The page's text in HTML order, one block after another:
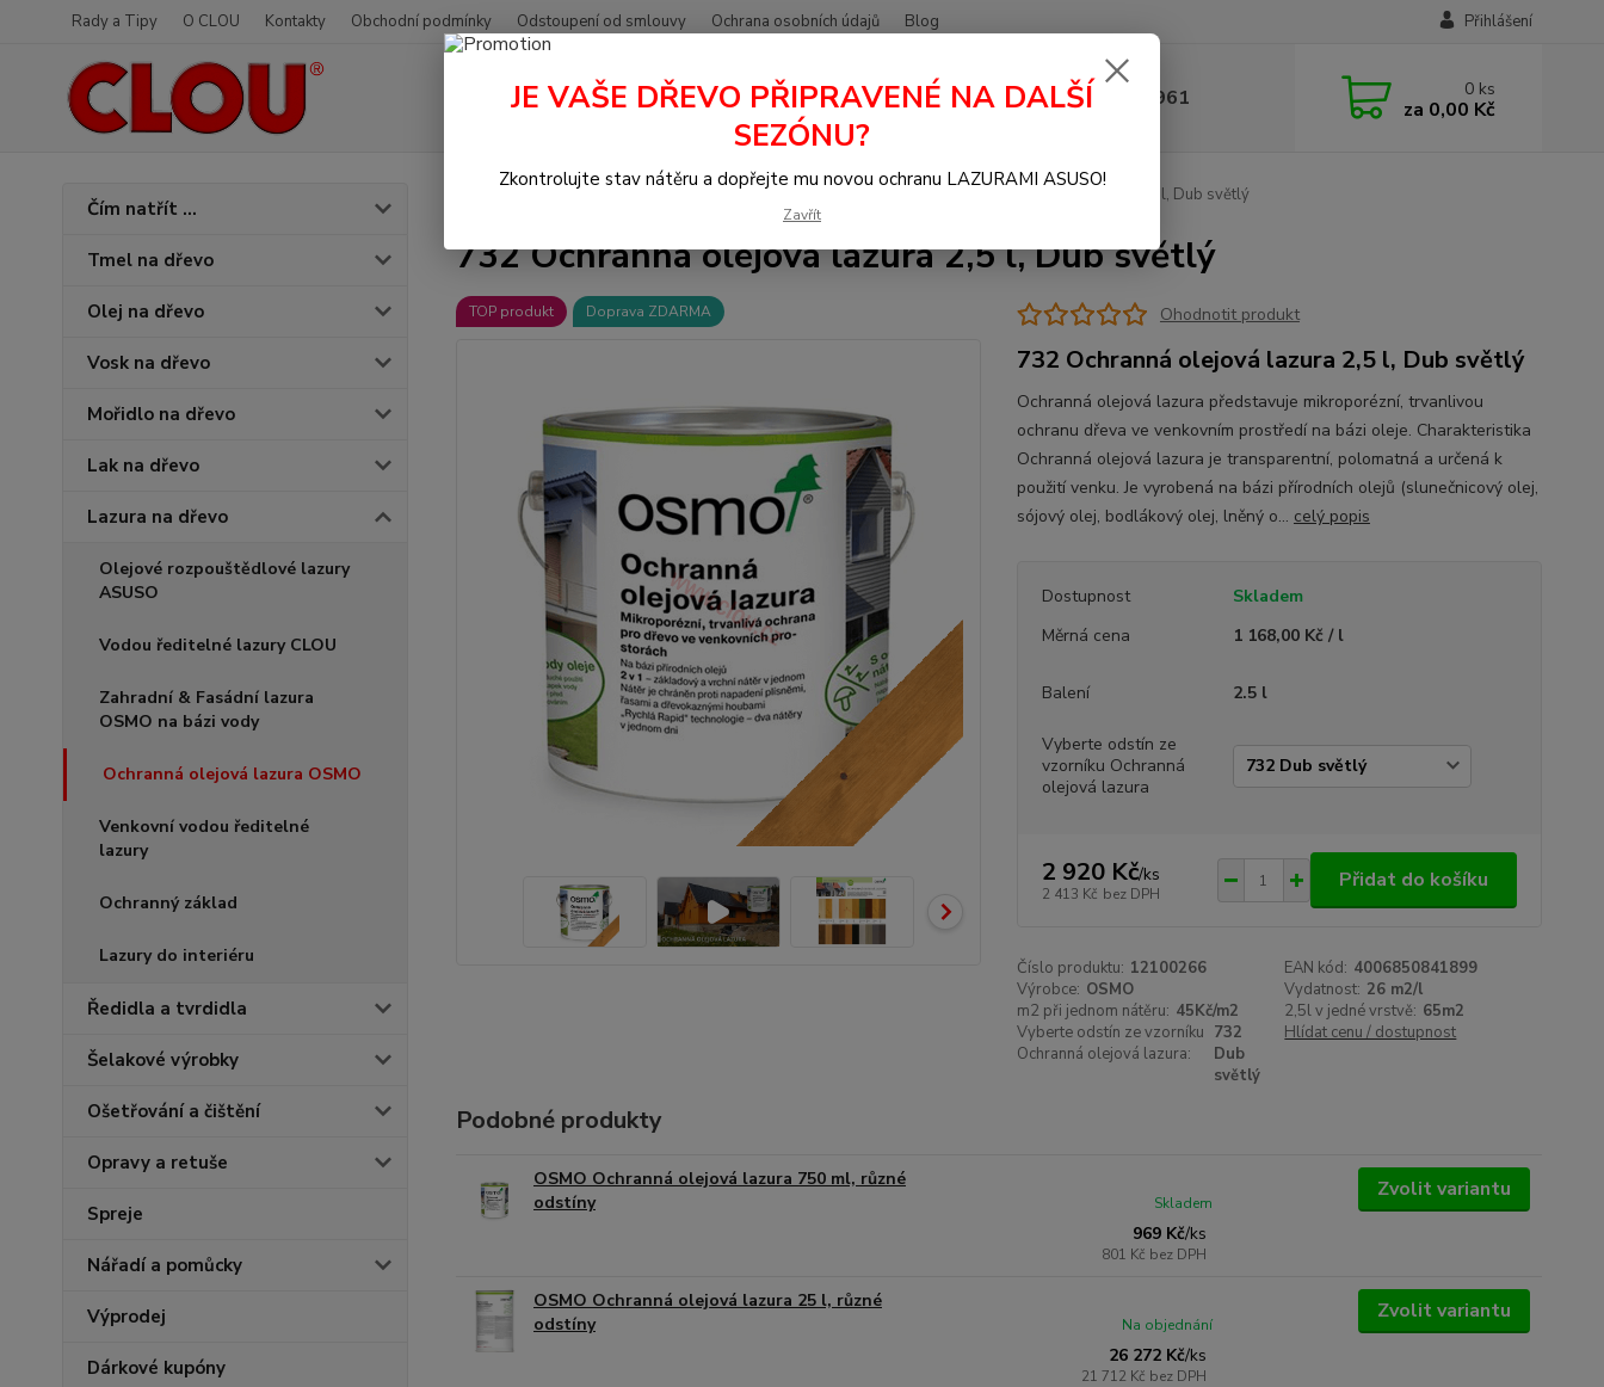
Rady a Tipy O CLOU Kontakty Obchodní podmínky Odstoupení od smlouvy Ochrana osobních údajů Blog Přihlášení
Hledat +420 377 441 961 0 ks
za 0,00 Kč
Čím natřít ...
Tmel na dřevo
Olej na dřevo
Vosk na dřevo
Mořidlo na dřevo
Lak na dřevo
Lazura na dřevo
Olejové rozpouštědlové lazury
ASUSO
Vodou ředitelné lazury CLOU
Zahradní & Fasádní lazura
OSMO na bázi vody
Ochranná olejová lazura OSMO
Venkovní vodou ředitelné
lazury
Ochranný základ
Lazury do interiéru
Ředidla a tvrdidla
Šelakové výrobky
Ošetřování a čištění
Opravy a retuše
Spreje
Nářadí a pomůcky
Výprodej
Dárkové kupóny
Lazura na dřevo Ochranná olejová lazura OSMO 732 Ochranná olejová lazura 2,5 l, Dub světlý
732 Ochranná olejová lazura 2,5 l, Dub světlý
TOP produkt Doprava ZDARMA Ohodnotit produkt
732 Ochranná olejová lazura 2,5 l, Dub světlý
Ochranná olejová lazura představuje mikroporézní, trvanlivou
ochranu dřeva ve venkovním prostředí na bázi oleje. Charakteristika
Ochranná olejová lazura je transparentní, polomatná a určená k
použití venku. Je vyrobená na bázi přírodních olejů (slunečnicový olej,
sójový olej, bodlákový olej, lněný o... celý popis
Dostupnost
Skladem
Měrná cena
1 168,00 Kč / l
Balení 2.5 l
Vyberte odstín ze
vzorníku Ochranná
olejová lazura
2 920 Kč/ks
2 413 Kč bez DPH
Přidat do košíku
Číslo produktu: 12100266 EAN kód: 4006850841899
Výrobce: OSMO Vydatnost: 26 m2/l
m2 při jednom nátěru: 45Kč/m2 2,5l v jedné vrstvě: 65m2
Vyberte odstín ze vzorníku
Ochranná olejová lazura:
732
Dub
světlý
Hlídat cenu / dostupnost
Podobné produkty
OSMO Ochranná olejová lazura 750 ml, různé
odstíny
969 Kč/ks
801 Kč bez DPH
Skladem
Zvolit variantu
OSMO Ochranná olejová lazura 25 l, různé
odstíny
26 272 Kč/ks
21 712 Kč bez DPH
Na objednání
Zvolit variantu
JE VAŠE DŘEVO PŘIPRAVENÉ NA DALŠÍ
SEZÓNU?
Zkontrolujte stav nátěru a dopřejte mu novou ochranu LAZURAMI ASUSO!
Zavřít